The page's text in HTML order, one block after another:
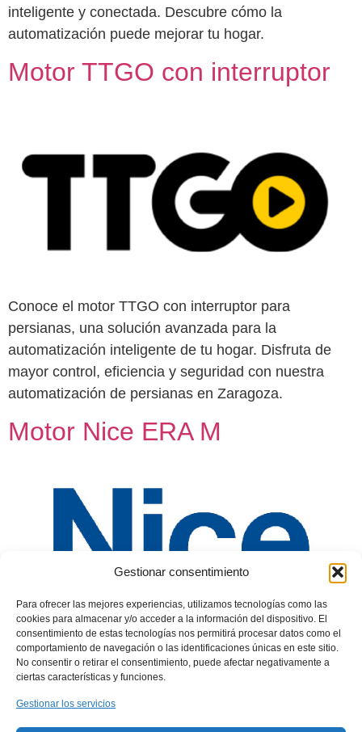
Gestionar consentimiento
Para ofrecer las mejores experiencias, utilizamos tecnologías como las
cookies para almacenar y/o acceder a la información del dispositivo. El
consentimiento de estas tecnologías nos permitirá procesar datos como el
comportamiento de navegación o las identificaciones únicas en este sitio.
No consentir o retirar el consentimiento, puede afectar negativamente a
ciertas características y funciones.
Gestionar los servicios
inteligente y conectada. Descubre cómo la
automatización puede mejorar tu hogar.
Motor TTGO con interruptor
Conoce el motor TTGO con interruptor para
persianas, una solución avanzada para la
automatización inteligente de tu hogar. Disfruta de
mayor control, eficiencia y seguridad con nuestra
automatización de persianas en Zaragoza.
Motor Nice ERA M
Descubre el motor Nice ERA M, la solución ideal para
la automatización avanzada de tus persianas.
Controla con facilidad, eficiencia y seguridad.